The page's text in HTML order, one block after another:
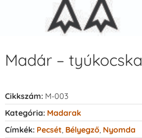
Madár – tyúkocska
Cikkszám: M-003
Kategória: Madarak
Címkék: Pecsét Bélyegző Nyomda